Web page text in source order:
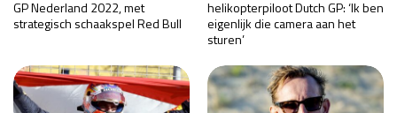
GP Nederland 2022, met
strategisch schaakspel Red Bull
helikopterpiloot Dutch GP: ‘Ik ben
eigenlijk die camera aan het
sturen’